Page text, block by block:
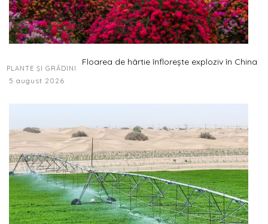
PLANTE ȘI GRĂDINI
Floarea de hârtie înflorește exploziv în China
5 august 2026